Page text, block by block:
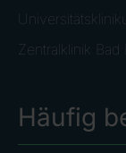
Zentralklinik Bad
Häufig